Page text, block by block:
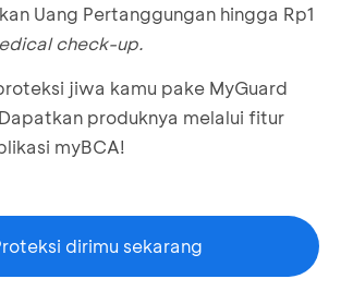
Uang Pertanggungan hingga Rp1
check-up.
jiwa kamu pake MyGuard
produknya melalui fitur
myBCA!
dirimu sekarang